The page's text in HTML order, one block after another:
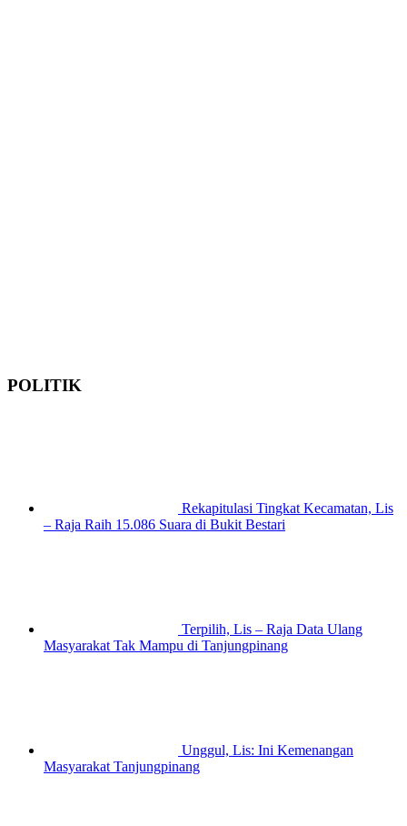
POLITIK
Rekapitulasi Tingkat Kecamatan, Lis
– Raja Raih 15.086 Suara di Bukit Bestari
Terpilih, Lis – Raja Data Ulang
Masyarakat Tak Mampu di Tanjungpinang
Unggul, Lis: Ini Kemenangan
Masyarakat Tanjungpinang